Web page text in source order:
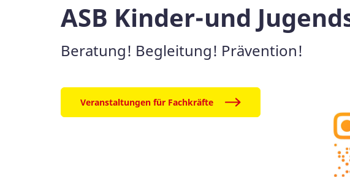
ASB Kinder-und
Beratung! Begleitung! Prävention!
Veranstaltungen für Fachkräfte